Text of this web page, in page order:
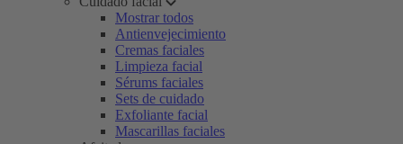
Mostrar todos
Antienvejecimiento
Cremas faciales
Limpieza facial
Sérums faciales
Sets de cuidado
Exfoliante facial
Mascarillas faciales